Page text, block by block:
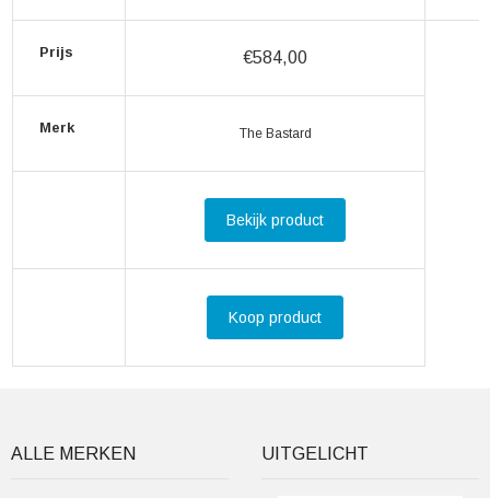
Prijs €584,00
Merk The Bastard
Bekijk product
Koop product
ALLE MERKEN UITGELICHT